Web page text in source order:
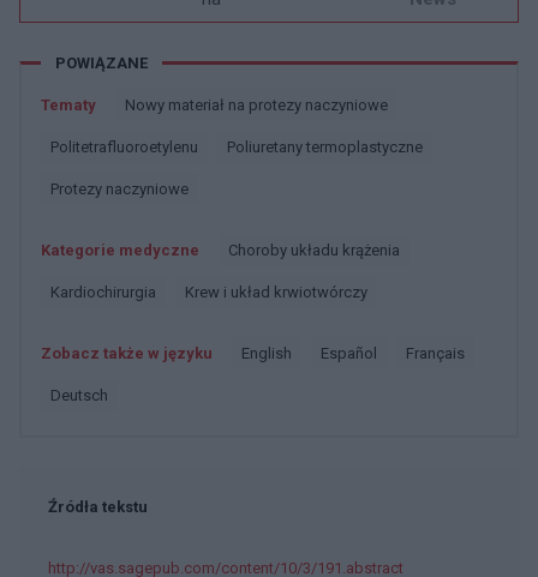
POWIĄZANE
Tematy Nowy materiał na protezy naczyniowe
Politetrafluoroetylenu Poliuretany termoplastyczne
Protezy naczyniowe
Kategorie medyczne Choroby układu krążenia
Kardiochirurgia Krew i układ krwiotwórczy
Zobacz także w języku english español français
deutsch
Źródła tekstu
http://vas.sagepub.com/content/10/3/191.abstract